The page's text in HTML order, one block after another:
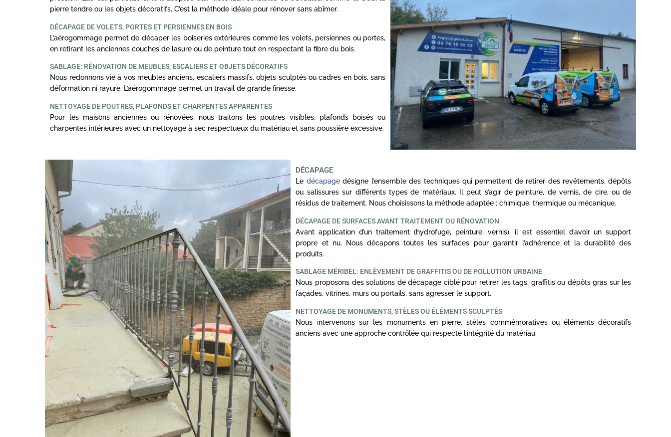
pierre tendre ou les objets décoratifs. C’est la méthode idéale pour rénover sans abîmer.
DÉCAPAGE DE VOLETS, PORTES ET PERSIENNES EN BOIS
L’aérogommage permet de décaper les boiseries extérieures comme les volets, persiennes ou portes,
en retirant les anciennes couches de lasure ou de peinture tout en respectant la fibre du bois.
SABLAGE: RÉNOVATION DE MEUBLES, ESCALIERS ET OBJETS DÉCORATIFS
Nous redonnons vie à vos meubles anciens, escaliers massifs, objets sculptés ou cadres en bois, sans
déformation ni rayure. L’aérogommage permet un travail de grande finesse.
NETTOYAGE DE POUTRES, PLAFONDS ET CHARPENTES APPARENTES
Pour les maisons anciennes ou rénovées, nous traitons les poutres visibles, plafonds boisés ou
charpentes intérieures avec un nettoyage à sec respectueux du matériau et sans poussière excessive.
DÉCAPAGE
Le décapagedésigne l’ensemble des techniques qui permettent de retirer des revêtements, dépôts
ou salissures sur différents types de matériaux. Il peut s’agir de peinture, de vernis, de cire, ou de
résidus de traitement. Nous choisissons la méthode adaptée : chimique, thermique ou mécanique.
DÉCAPAGE DE SURFACES AVANT TRAITEMENT OU RÉNOVATION
Avant application d’un traitement (hydrofuge, peinture, vernis), il est essentiel d’avoir un support
propre et nu. Nous décapons toutes les surfaces pour garantir l’adhérence et la durabilité des
produits.
SABLAGE MÉRIBEL: ENLÈVEMENT DE GRAFFITIS OU DE POLLUTION URBAINE
Nous proposons des solutions de décapage ciblé pour retirer les tags, graffitis ou dépôts gras sur les
façades, vitrines, murs ou portails, sans agresser le support.
NETTOYAGE DE MONUMENTS, STÈLES OU ÉLÉMENTS SCULPTÉS
Nous intervenons sur les monuments en pierre, stèles commémoratives ou éléments décoratifs
anciens avec une approche contrôlée qui respecte l’intégrité du matériau.